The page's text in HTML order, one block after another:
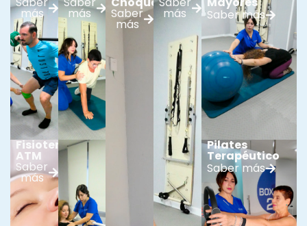
más más
Fisioterapia
ATM
Saber
más
Saber
más
más Saber más
Pilates
Terapéutico
Saber más